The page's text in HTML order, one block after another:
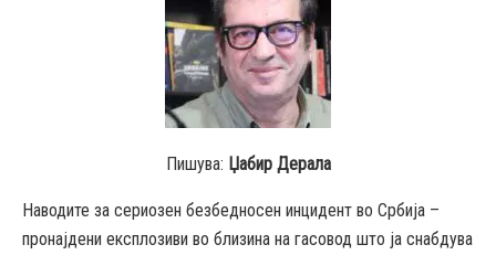
Пишува: Џабир Дерала
Наводите за сериозен безбедносен инцидент во Србија –
пронајдени експлозиви во близина на гасовод што ја снабдува